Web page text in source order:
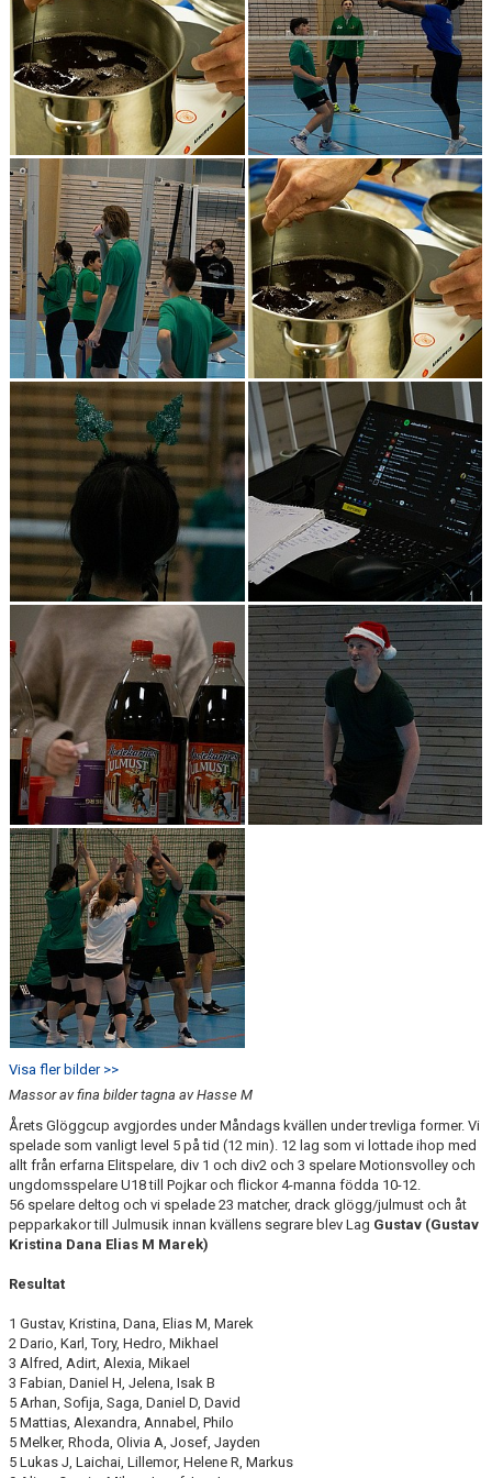
DOKUMENT & BLANKETTER
SPONSORER
BÖRJA SPELA, AVGIFTER, BLI MEDLEM
Visa fler bilder >>
Massor av fina bilder tagna av Hasse M
Årets Glöggcup avgjordes under Måndags kvällen under trevliga former. Vi
spelade som vanligt level 5 på tid (12 min). 12 lag som vi lottade ihop med
allt från erfarna Elitspelare, div 1 och div2 och 3 spelare Motionsvolley och
ungdomsspelare U18 till Pojkar och flickor 4-manna födda 10-12.
56 spelare deltog och vi spelade 23 matcher, drack glögg/julmust och åt
pepparkakor till Julmusik innan kvällens segrare blev Lag Gustav (Gustav
Kristina Dana Elias M Marek)
Resultat
1 Gustav, Kristina, Dana, Elias M, Marek
2 Dario, Karl, Tory, Hedro, Mikhael
3 Alfred, Adirt, Alexia, Mikael
3 Fabian, Daniel H, Jelena, Isak B
5 Arhan, Sofija, Saga, Daniel D, David
5 Mattias, Alexandra, Annabel, Philo
5 Melker, Rhoda, Olivia A, Josef, Jayden
5 Lukas J, Laichai, Lillemor, Helene R, Markus